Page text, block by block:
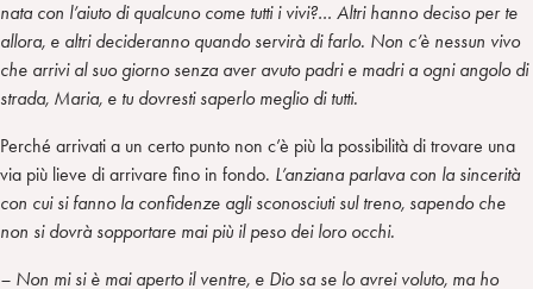
nata con l’aiuto di qualcuno come tutti i vivi?… Altri hanno deciso per te
allora, e altri decideranno quando servirà di farlo. Non c’è nessun vivo
che arrivi al suo giorno senza aver avuto padri e madri a ogni angolo di
strada, Maria, e tu dovresti saperlo meglio di tutti.
Perché arrivati a un certo punto non c’è più la possibilità di trovare una
via più lieve di arrivare fino in fondo. L’anziana parlava con la sincerità
con cui si fanno la confidenze agli sconosciuti sul treno, sapendo che
non si dovrà sopportare mai più il peso dei loro occhi.
– Non mi si è mai aperto il ventre, e Dio sa se lo avrei voluto, ma ho